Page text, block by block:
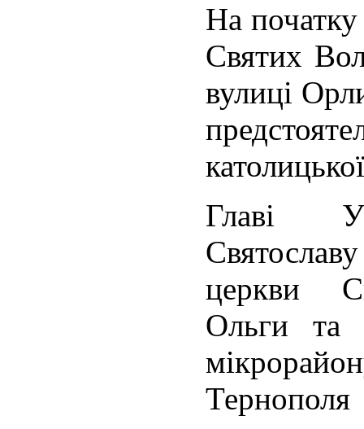
На
Святих
вулиці
Главі
церкви
Ольги та
Тернополя